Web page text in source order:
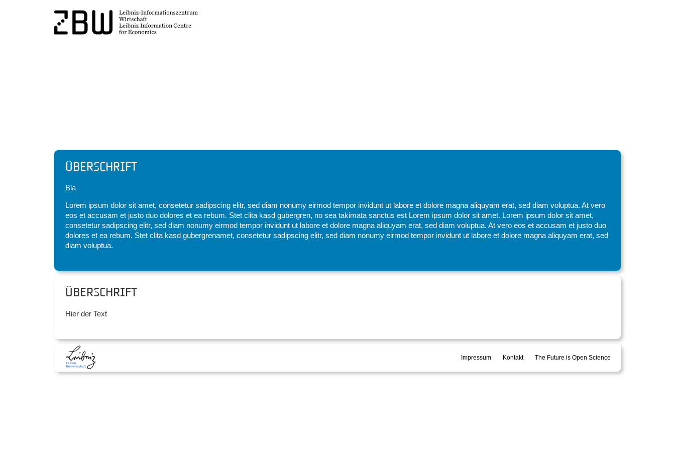
Überschrift
Bla
Lorem ipsum dolor sit amet, consetetur sadipscing elitr, sed diam nonumy eirmod tempor invidunt ut labore et dolore magna aliquyam erat, sed diam voluptua. At vero
eos et accusam et justo duo dolores et ea rebum. Stet clita kasd gubergren, no sea takimata sanctus est Lorem ipsum dolor sit amet. Lorem ipsum dolor sit amet,
consetetur sadipscing elitr, sed diam nonumy eirmod tempor invidunt ut labore et dolore magna aliquyam erat, sed diam voluptua. At vero eos et accusam et justo duo
dolores et ea rebum. Stet clita kasd gubergrenamet, consetetur sadipscing elitr, sed diam nonumy eirmod tempor invidunt ut labore et dolore magna aliquyam erat, sed
diam voluptua.
Überschrift
Hier der Text
Impressum Kontakt The Future is Open Science